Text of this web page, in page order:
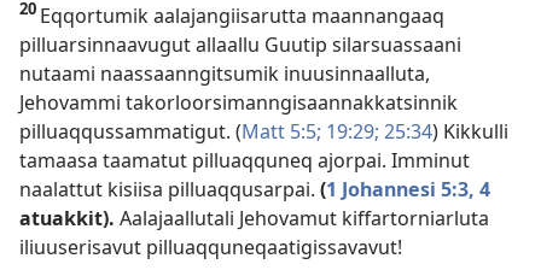
20 Eqqortumik aalajangiisarutta maannangaaq
pilluarsinnaavugut allaallu Guutip silarsuassaani
nutaami naassaanngitsumik inuusinnaalluta,
Jehovammi takorloorsimanngisaannakkatsinnik
pilluaqqussammatigut. (Matt 5:5; 19:29; 25:34) Kikkulli
tamaasa taamatut pilluaqquneq ajorpai. Imminut
naalattut kisiisa pilluaqqusarpai. (1 Johannesi 5:3, 4
atuakkit). Aalajaallutali Jehovamut kiffartorniarluta
iliuuserisavut pilluaqquneqaatigissavavut!